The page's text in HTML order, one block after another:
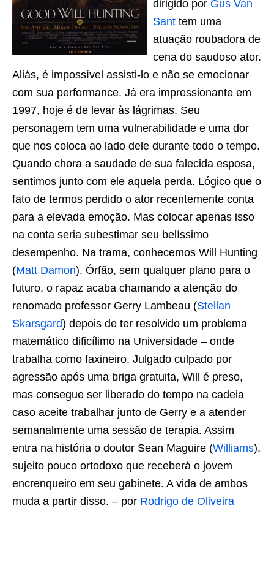
dirigido por Gus Van
Sant tem uma
atuação roubadora de
cena do saudoso ator.
Aliás, é impossível assisti-lo e não se emocionar
com sua performance. Já era impressionante em
1997, hoje é de levar às lágrimas. Seu
personagem tem uma vulnerabilidade e uma dor
que nos coloca ao lado dele durante todo o tempo.
Quando chora a saudade de sua falecida esposa,
sentimos junto com ele aquela perda. Lógico que o
fato de termos perdido o ator recentemente conta
para a elevada emoção. Mas colocar apenas isso
na conta seria subestimar seu belíssimo
desempenho. Na trama, conhecemos Will Hunting
(Matt Damon). Órfão, sem qualquer plano para o
futuro, o rapaz acaba chamando a atenção do
renomado professor Gerry Lambeau (Stellan
Skarsgard) depois de ter resolvido um problema
matemático dificílimo na Universidade – onde
trabalha como faxineiro. Julgado culpado por
agressão após uma briga gratuita, Will é preso,
mas consegue ser liberado do tempo na cadeia
caso aceite trabalhar junto de Gerry e a atender
semanalmente uma sessão de terapia. Assim
entra na história o doutor Sean Maguire (Williams),
sujeito pouco ortodoxo que receberá o jovem
encrenqueiro em seu gabinete. A vida de ambos
muda a partir disso. – por Rodrigo de Oliveira